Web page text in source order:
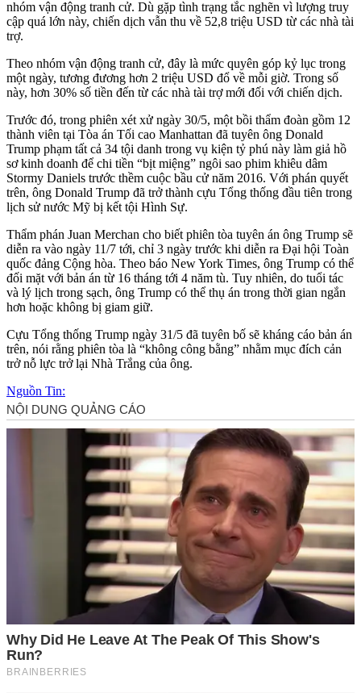
nhóm vận động tranh cử. Dù gặp tình trạng tắc nghẽn vì lượng truy
cập quá lớn này, chiến dịch vẫn thu về 52,8 triệu USD từ các nhà tài
trợ.
Theo nhóm vận động tranh cử, đây là mức quyên góp kỷ lục trong
một ngày, tương đương hơn 2 triệu USD đổ về mỗi giờ. Trong số
này, hơn 30% số tiền đến từ các nhà tài trợ mới đối với chiến dịch.
Trước đó, trong phiên xét xử ngày 30/5, một bồi thẩm đoàn gồm 12
thành viên tại Tòa án Tối cao Manhattan đã tuyên ông Donald
Trump phạm tất cả 34 tội danh trong vụ kiện tỷ phú này làm giả hồ
sơ kinh doanh để chi tiền “bịt miệng” ngôi sao phim khi‌ּêu dâ‌ּm
Stormy Daniels trước thềm cuộc bầu cử năm 2016. Với phán quyết
trên, ông Donald Trump đã trở thành cựu Tổng thống đầu tiên trong
lịch sử nước Mỹ bị kết tội Hình Sự.
Thẩm phán Juan Merchan cho biết phiên tòa tuyên án ông Trump sẽ
diễn ra vào ngày 11/7 tới, chỉ 3 ngày trước khi diễn ra Đại hội Toàn
quốc đảng Cộng hòa. Theo báo New York Times, ông Trump có thể
đối mặt với bản án từ 16 tháng tới 4 năm tù. Tuy nhiên, do tuổi tác
và lý lịch trong sạch, ông Trump có thể thụ án trong thời gian ngắn
hơn hoặc không bị giam giữ.
Cựu Tổng thống Trump ngày 31/5 đã tuyên bố sẽ kháng cáo bản án
trên, nói rằng phiên tòa là “không công bằng” nhằm mục đích cản
trở nỗ lực trở lại Nhà Trắng của ông.
Nguồn Tin: